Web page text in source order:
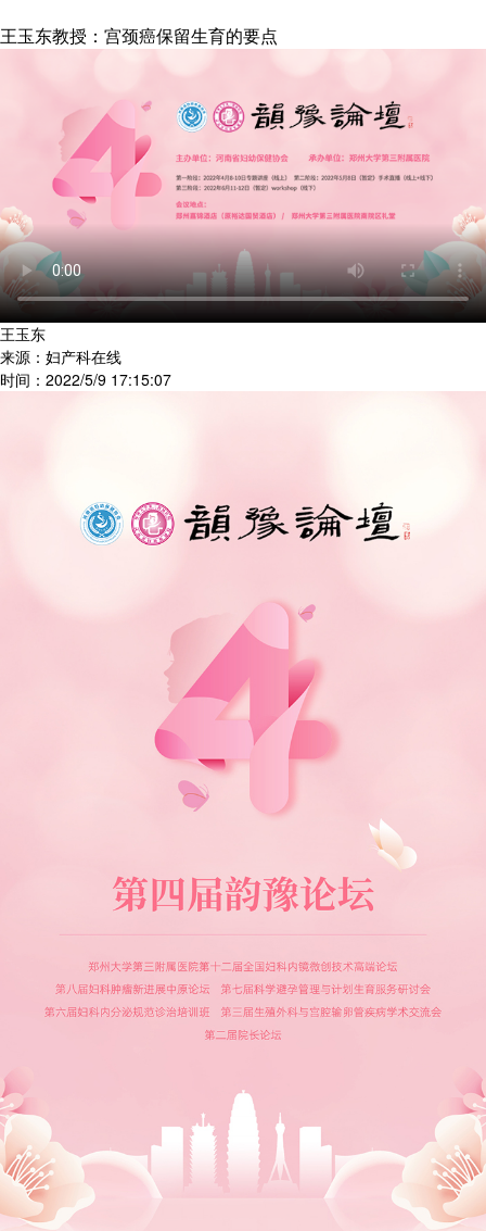
王玉东教授：宫颈癌保留生育的要点
王玉东
来源：妇产科在线
时间：2022/5/9 17:15:07